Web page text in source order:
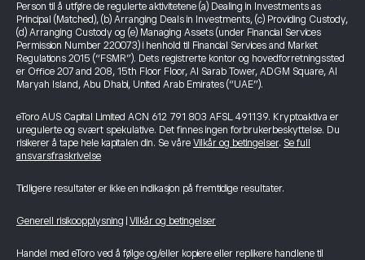
Person til å utføre de regulerte aktivitetene (a) Dealing in Investments as
Principal (Matched), (b) Arranging Deals in Investments, (c) Providing Custody,
(d) Arranging Custody og (e) Managing Assets (under Financial Services
Permission Number 220073) i henhold til Financial Services and Market
Regulations 2015 (“FSMR”). Dets registrerte kontor og hovedforretningssted
er Office 207 and 208, 15th Floor Floor, Al Sarab Tower, ADGM Square, Al
Maryah Island, Abu Dhabi, United Arab Emirates (“UAE”).
eToro AUS Capital Limited ACN 612 791 803 AFSL 491139. Kryptoaktiva er
uregulerte og svært spekulative. Det finnes ingen forbrukerbeskyttelse. Du
risikerer å tape hele kapitalen din. Se våre Vilkår og betingelser. Se full
ansvarsfraskrivelse
Tidligere resultater er ikke en indikasjon på fremtidige resultater.
Generell risikoopplysning Vilkår og betingelser
Handel med eToro ved å følge og/eller kopiere eller replikere handlene til